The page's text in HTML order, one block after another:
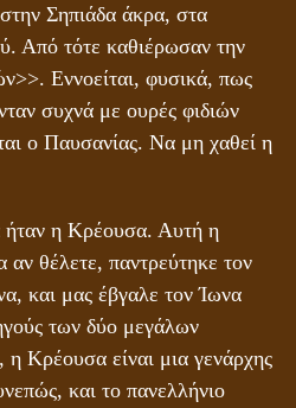
Σηπιάδα άκρα, στα
Από τότε καθιέρωσαν την
Εννοείται, φυσικά, πως
συχνά με ουρές φιδιών
ο Παυσανίας. Να μη χαθεί η
η Κρέουσα. Αυτή η
θέλετε, παντρεύτηκε τον
και μας έβγαλε τον Ίωνα
των δύο μεγάλων
Κρέουσα είναι μια γενάρχης
και το πανελλήνιο